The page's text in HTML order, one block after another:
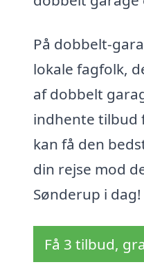
På dobbelt-
lokale fagfolk,
af dobbelt
indhente tilbud
kan få den
din rejse mod
Sønderup i dag!
Få 3 tilbud,